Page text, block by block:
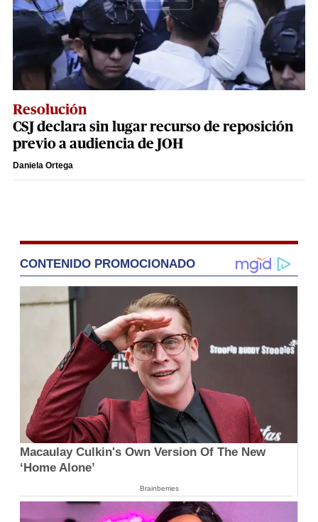
Resolución
CSJ declara sin lugar recurso de reposición
previo a audiencia de JOH
Daniela Ortega
CONTENIDO PROMOCIONADO
Macaulay Culkin's Own Version Of The New
‘Home Alone’
Brainberries